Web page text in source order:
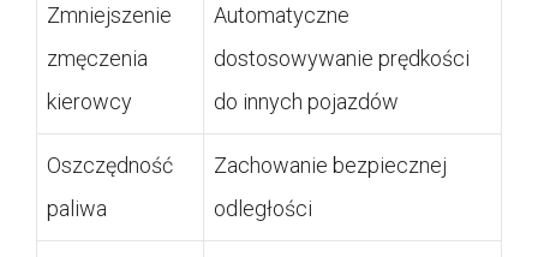
Zmniejszenie
zmęczenia
kierowcy
Automatyczne
dostosowywanie prędkości
do innych pojazdów
Oszczędność
paliwa
Zachowanie bezpiecznej
odległości